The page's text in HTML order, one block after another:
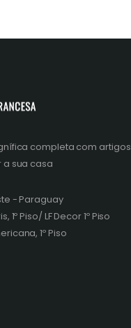
completa com artigos
sua casa
- Paraguay
1º Piso/ LF Decor 1º Piso
1º Piso